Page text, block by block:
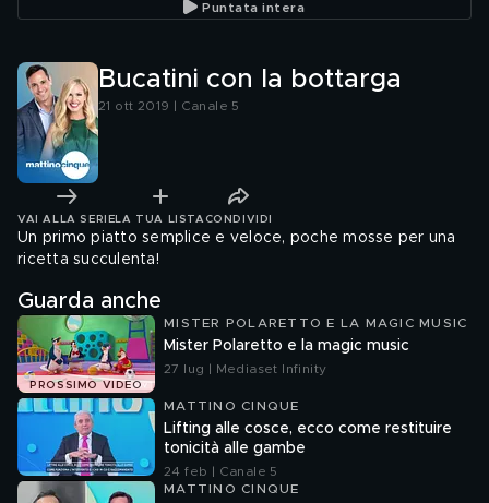
Puntata intera
Bucatini con la bottarga
21 ott 2019 | Canale 5
VAI ALLA SERIE LA TUA LISTA CONDIVIDI
Un primo piatto semplice e veloce, poche mosse per una
ricetta succulenta!
Guarda anche
PROSSIMO VIDEO
MISTER POLARETTO E LA MAGIC MUSIC
Mister Polaretto e la magic music
27 lug | Mediaset Infinity
MATTINO CINQUE
Lifting alle cosce, ecco come restituire
tonicità alle gambe
24 feb | Canale 5
MATTINO CINQUE